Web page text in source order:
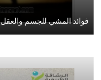
فوائد المشي للجسم والعقل